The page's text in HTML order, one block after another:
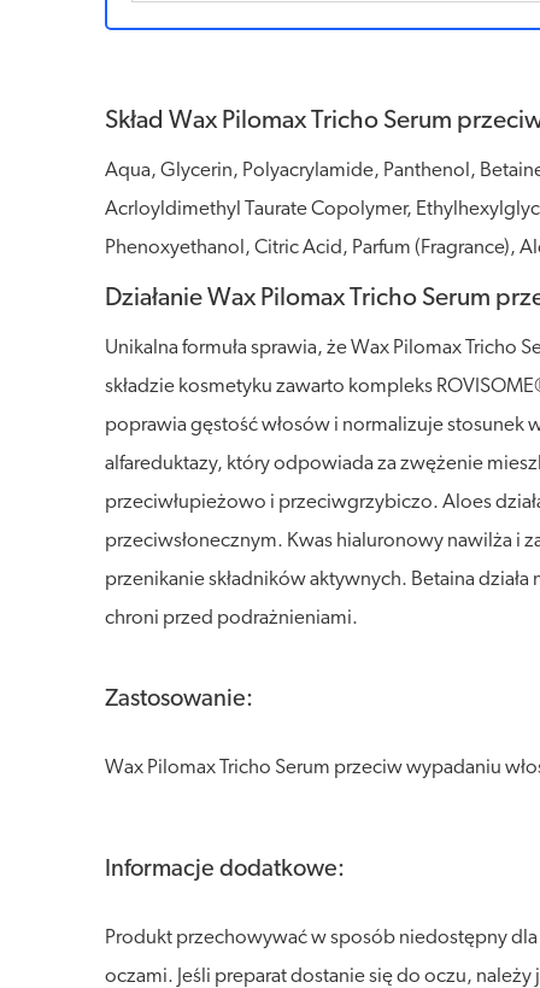
Skład Wax Pilomax Tricho Serum
Aqua, Glycerin, Polyacrylamide, Panthenol,
Acrloyldimethyl Taurate Copolymer,
Phenoxyethanol, Citric Acid, Parfum (Fragrance),
Działanie Wax Pilomax Tricho Serum
Unikalna formuła sprawia, że Wax Pilomax
składzie kosmetyku zawarto kompleks
poprawia gęstość włosów i normalizuje stosunek
alfareduktazy, który odpowiada za zwężenie
przeciwłupieżowo i przeciwgrzybiczo. Aloes
przeciwsłonecznym. Kwas hialuronowy nawilża i
przenikanie składników aktywnych. Betaina
chroni przed podrażnieniami.
Zastosowanie:
Wax Pilomax Tricho Serum przeciw wypadaniu
Informacje dodatkowe:
Produkt przechowywać w sposób niedostępny
oczami. Jeśli preparat dostanie się do oczu,